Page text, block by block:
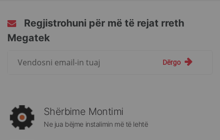
Regjistrohuni për më të rejat rreth
Megatek
rreth
Megatek:
Dërgo
Shërbime Montimi
Ne jua bëjme instalimin më të lehtë